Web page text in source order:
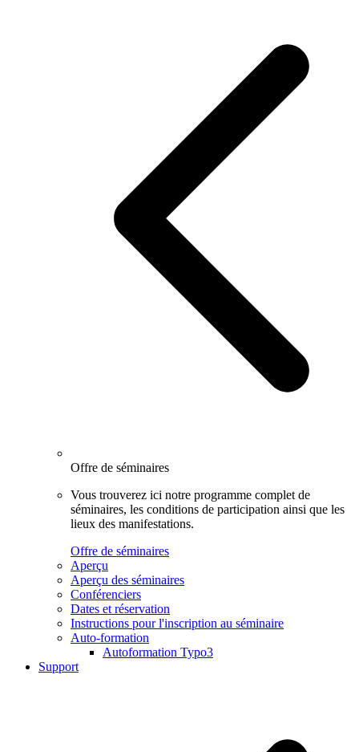
Offre de séminaires
Vous trouverez ici notre programme complet de
séminaires, les conditions de participation ainsi que les
lieux des manifestations.
Offre de séminaires
Aperçu
Aperçu des séminaires
Conférenciers
Dates et réservation
Instructions pour l'inscription au séminaire
Auto-formation
Autoformation Typo3
Support